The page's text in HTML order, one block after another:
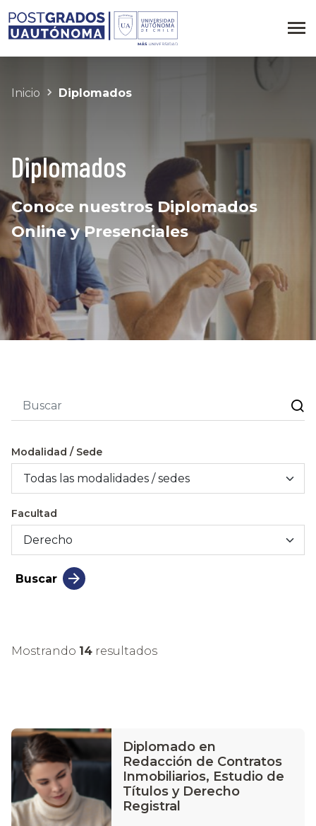
Inicio Diplomados
Diplomados
Conoce nuestros Diplomados
Online y Presenciales
Modalidad / Sede
Facultad
Buscar
Mostrando 14 resultados
Diplomado en
Redacción de Contratos
Inmobiliarios, Estudio de
Títulos y Derecho
Registral